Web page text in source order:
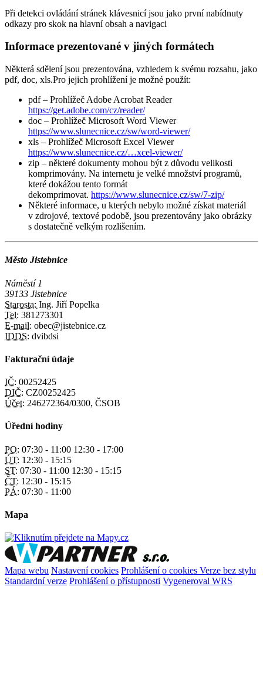
Při detekci ovládání stránek klávesnicí jsou jako první nabídnuty
odkazy pro skok na hlavní obsah a navigaci
Informace prezentované v jiných formátech
Některá sdělení jsou prezentována, vzhledem k svému rozsahu, jako
pdf, doc, xls.Pro jejich prohlížení je možné použít:
pdf – Prohlížeč Adobe Acrobat Reader
https://get.adobe.com/cz/reader/
doc – Prohlížeč Microsoft Word Viewer
https://www.slunecnice.cz/sw/word-viewer/
xls – Prohlížeč Microsoft Excel Viewer
https://www.slunecnice.cz/…xcel-viewer/
zip – některé dokumenty mohou být z důvodu velikosti
komprimovány. Na internetu je velké množství programů,
které dokážou tento formát
dekomprimovat. https://www.slunecnice.cz/sw/7-zip/
Některé informace, u kterých nebylo možné získat materiál
v zdrojové, textové podobě, jsou prezentovány jako obrázky
s dostatečně velkým rozlišením.
Město Jistebnice
Náměstí 1
39133 Jistebnice
Starosta: Ing. Jiří Popelka
Tel: 381273301
E-mail: obec@jistebnice.cz
IDDS: dvibdsi
Fakturační údaje
IČ: 00252425
DIČ: CZ00252425
Účet: 246272364/0300, ČSOB
Úřední hodiny
PO: 07:30 - 11:00 12:30 - 17:00
ÚT: 12:30 - 15:15
ST: 07:30 - 11:00 12:30 - 15:15
ČT: 12:30 - 15:15
PÁ: 07:30 - 11:00
Mapa
Mapa webu Nastavení cookies Prohlášení o cookies Verze bez stylu
Standardní verze Prohlášení o přístupnosti Vygeneroval WRS